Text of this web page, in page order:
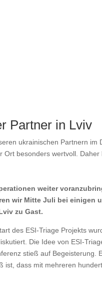
Partner in Lviv
ukrainischen Partnern im
Ort besonders wertvoll.
weiter
wir Mitte Juli bei einigen
zu Gast.
des ESI-Triage Projekts
Die Idee von ESI-
stieß auf Begeisterung.
ist, dass mit mehreren